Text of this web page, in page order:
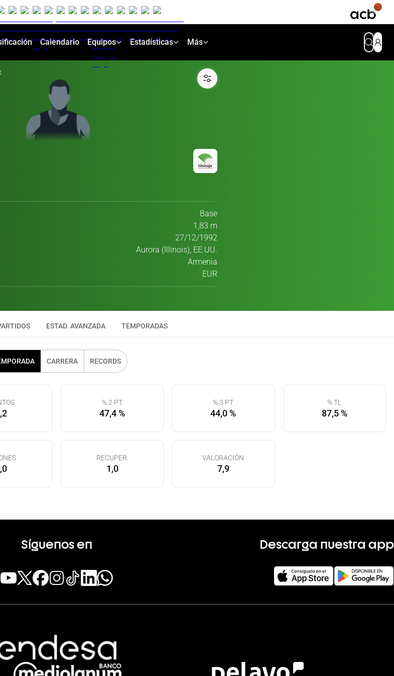
Calendario Equipos Estadísticas Más
Base
1,83 m
27/12/1992
Aurora (Illinois), EE.UU.
Armenia
EUR
ESTAD. AVANZADA TEMPORADAS
CARRERA RECORDS
% 2 PT
47,4 %
% 3 PT
44,0 %
% TL
87,5 %
RECUPER.
1,0
VALORACIÓN
7,9
Síguenos en Descarga nuestra app